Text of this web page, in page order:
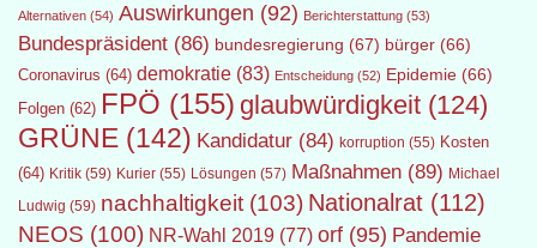
Alternativen (54) Auswirkungen (92) Berichterstattung (53)
Bundespräsident (86) bundesregierung (67) bürger (66)
Coronavirus (64) demokratie (83) Entscheidung (52) Epidemie (66)
Folgen (62) FPÖ (155) glaubwürdigkeit (124)
GRÜNE (142) Kandidatur (84) korruption (55) Kosten
(64) Kritik (59) Kurier (55) Lösungen (57) Maßnahmen (89) Michael
Ludwig (59) nachhaltigkeit (103) Nationalrat (112)
NEOS (100) NR-Wahl 2019 (77) orf (95) Pandemie